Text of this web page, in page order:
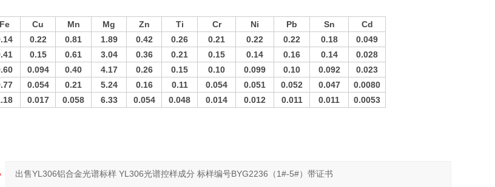
Fe Cu Mn Mg Zn Ti Cr Ni Pb Sn Cd
0.22 0.81 1.89 0.42 0.26 0.21 0.22 0.22 0.18 0.049
0.15 0.61 3.04 0.36 0.21 0.15 0.14 0.16 0.14 0.028
0.094 0.40 4.17 0.26 0.15 0.10 0.099 0.10 0.092 0.023
0.054 0.21 5.24 0.16 0.11 0.054 0.051 0.052 0.047 0.0080
0.017 0.058 6.33 0.054 0.048 0.014 0.012 0.011 0.011 0.0053